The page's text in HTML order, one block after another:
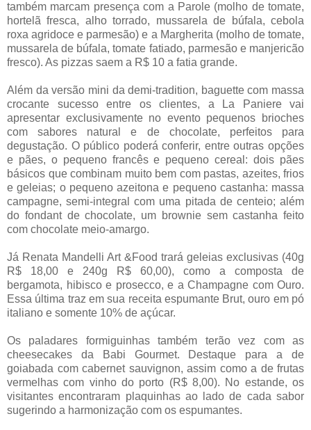
também marcam presença com a Parole (molho de tomate,
hortelã fresca, alho torrado, mussarela de búfala, cebola
roxa agridoce e parmesão) e a Margherita (molho de tomate,
mussarela de búfala, tomate fatiado, parmesão e manjericão
fresco). As pizzas saem a R$ 10 a fatia grande.
Além da versão mini da demi-tradition, baguette com massa
crocante sucesso entre os clientes, a La Paniere vai
apresentar exclusivamente no evento pequenos brioches
com sabores natural e de chocolate, perfeitos para
degustação. O público poderá conferir, entre outras opções
e pães, o pequeno francês e pequeno cereal: dois pães
básicos que combinam muito bem com pastas, azeites, frios
e geleias; o pequeno azeitona e pequeno castanha: massa
campagne, semi-integral com uma pitada de centeio; além
do fondant de chocolate, um brownie sem castanha feito
com chocolate meio-amargo.
Já Renata Mandelli Art &Food trará geleias exclusivas (40g
R$ 18,00 e 240g R$ 60,00), como a composta de
bergamota, hibisco e prosecco, e a Champagne com Ouro.
Essa última traz em sua receita espumante Brut, ouro em pó
italiano e somente 10% de açúcar.
Os paladares formiguinhas também terão vez com as
cheesecakes da Babi Gourmet. Destaque para a de
goiabada com cabernet sauvignon, assim como a de frutas
vermelhas com vinho do porto (R$ 8,00). No estande, os
visitantes encontraram plaquinhas ao lado de cada sabor
sugerindo a harmonização com os espumantes.